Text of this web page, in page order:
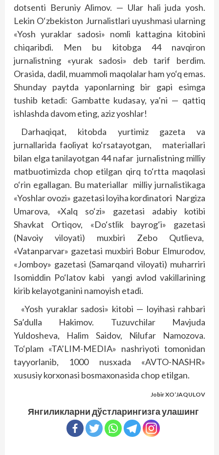
dotsenti Beruniy Alimov. — Ular hali juda yosh.
Lekin O‘zbekiston Jurnalistlari uyushmasi ularning
«Yosh yuraklar sadosi» nomli kattagina kitobini
chiqaribdi. Men bu kitobga 44 navqiron
jurnalistning «yurak sadosi» deb tarif berdim.
Orasida, dadil, muammoli maqolalar ham yo‘q emas.
Shunday paytda yaponlarning bir gapi esimga
tushib ketadi: Gambatte kudasay, ya’ni — qattiq
ishlashda davom eting, aziz yoshlar!
Darhaqiqat, kitobda yurtimiz gazeta va
jurnallarida faoliyat ko‘rsatayotgan, materiallari
bilan elga tanilayotgan 44 nafar jurnalistning milliy
matbuo­timizda chop etilgan qirq to‘rtta maqolasi
o‘rin egallagan. Bu materiallar milliy jurnalistikaga
«Yoshlar ovozi» gazetasi loyiha kordinatori Nargiza
Umarova, «Xalq so‘zi» gazetasi adabiy kotibi
Shavkat Ortiqov, «Do‘stlik bayrog‘i» gazetasi
(Navoiy viloyati) muxbiri Zebo Qutlieva,
«Vatanparvar» gazetasi muxbiri Bobur Elmurodov,
«Jomboy» gazetasi (Samar­qand viloyati) muharriri
Isomiddin Po‘latov kabi yangi avlod vakillarining
kirib kelayotganini namo­yish etadi.
«Yosh yuraklar sadosi» kitobi — loyihasi rahbari
Sa’dulla Hakimov. Tuzuvchilar Mavjuda
Yuldosheva, Halim Saidov, Nilufar Namozova.
To‘plam «TA’LIM-MEDIA» nashriyoti tomonidan
tayyorlanib, 1000 nusxada «AVTO-NASHR»
xususiy korxonasi bosmaxonasida chop etilgan.
Jobir XO‘JAQULOV
Янгиликларни дўстларингизга улашинг